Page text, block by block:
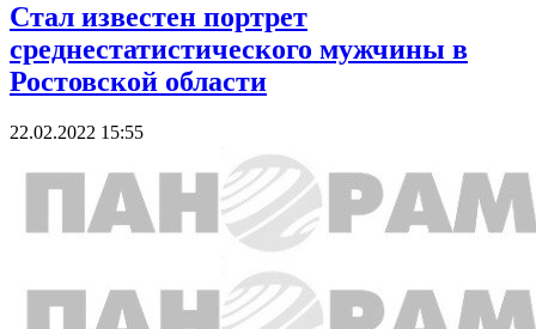
Стал известен портрет
среднестатистического мужчины в
Ростовской области
22.02.2022 15:55